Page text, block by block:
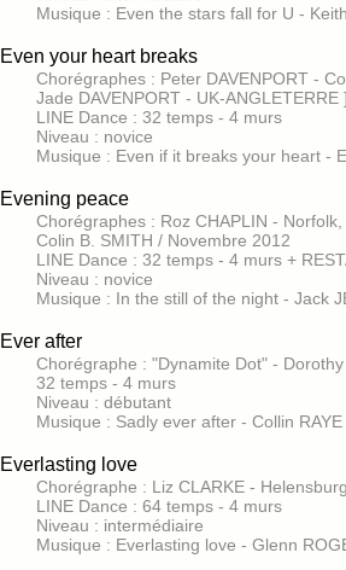
Musique : Even the stars fall for U -
Even your heart breaks
Chorégraphes : Peter DAVENPORT -
Jade DAVENPORT - UK-ANGLETERRE
LINE Dance : 32 temps - 4 murs
Niveau : novice
Musique : Even if it breaks your heart -
Evening peace
Chorégraphes : Roz CHAPLIN -
Colin B. SMITH / Novembre 2012
LINE Dance : 32 temps - 4 murs +
Niveau : novice
Musique : In the still of the night - Jack
Ever after
Chorégraphe : "Dynamite Dot" -
32 temps - 4 murs
Niveau : débutant
Musique : Sadly ever after - Collin RAYE
Everlasting love
Chorégraphe : Liz CLARKE -
LINE Dance : 64 temps - 4 murs
Niveau : intermédiaire
Musique : Everlasting love - Glenn